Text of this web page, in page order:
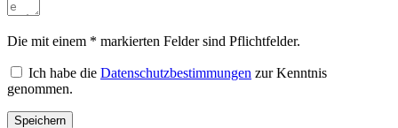
Die mit einem * markierten Felder sind Pflichtfelder.
Ich habe die Datenschutzbestimmungen zur Kenntnis
genommen.
Speichern